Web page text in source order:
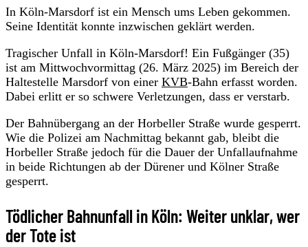
In Köln-Marsdorf ist ein Mensch ums Leben gekommen.
Seine Identität konnte inzwischen geklärt werden.
Tragischer Unfall in Köln-Marsdorf! Ein Fußgänger (35)
ist am Mittwochvormittag (26. März 2025) im Bereich der
Haltestelle Marsdorf von einer KVB-Bahn erfasst worden.
Dabei erlitt er so schwere Verletzungen, dass er verstarb.
Der Bahnübergang an der Horbeller Straße wurde gesperrt.
Wie die Polizei am Nachmittag bekannt gab, bleibt die
Horbeller Straße jedoch für die Dauer der Unfallaufnahme
in beide Richtungen ab der Dürener und Kölner Straße
gesperrt.
Tödlicher Bahnunfall in Köln: Weiter unklar, wer
der Tote ist